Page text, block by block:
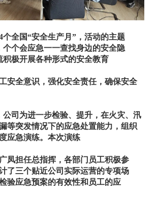
个全国“安全生产月”，活动的主题
个个会应急一一查找身边的安全隐
积极开展各种形式的安全教育
安全意识，强化安全责任，确保安全
公司为进一步检验、提升，在火灾、汛
等突发情况下的应急处置能力，组织
应急演练。本次演练
凤担任总指挥，各部门员工积极参
了三个贴近公司实际运营的专项场
验应急预案的有效性和员工的应